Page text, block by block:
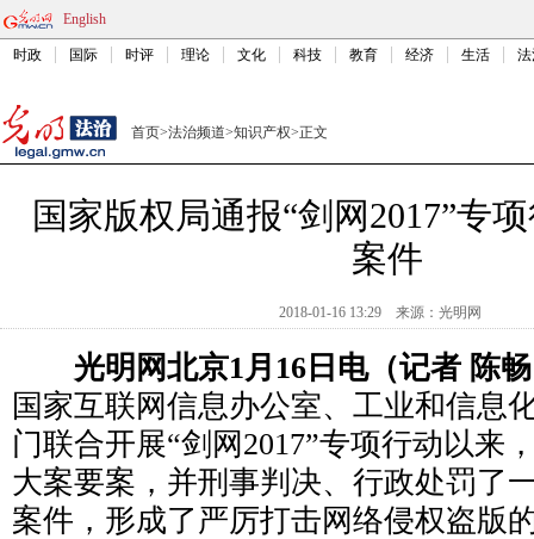
English
时政 国际 时评 理论 文化 科技 教育 经济 生活
首页>法治频道>知识产权>正文
国家版权局通报“剑网2017”专
案件
2018-01-16 13:29 来源： 光明网
光明网北京1月16日电（记者 陈
国家互联网信息办公室、工业和信息
门联合开展“剑网2017”专项行动以来
大案要案，并刑事判决、行政处罚了
案件，形成了严厉打击网络侵权盗版